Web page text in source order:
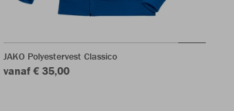
JAKO Polyestervest Classico
vanaf € 35,00